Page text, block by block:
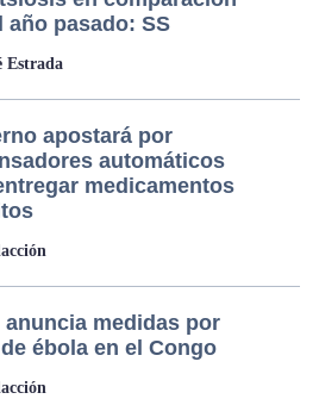
año pasado: SS
Estrada
apostará por
automáticos
medicamentos
anuncia medidas por
ébola en el Congo